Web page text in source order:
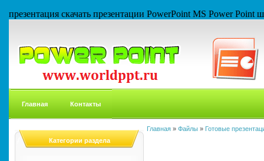
презентация скачать презентации PowerPoint MS Power
Главная Контакты
Категории раздела
Главная » Файлы » Готовые